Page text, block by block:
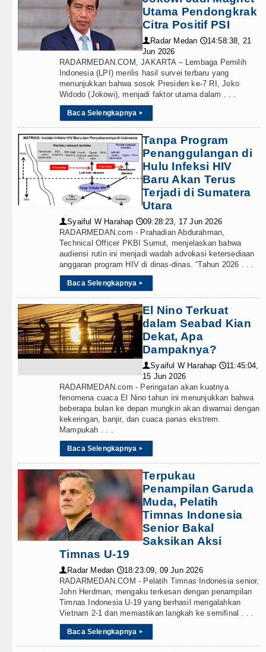
Utama Pendongkrak
Citra Positif PSI
👤 Radar Medan 🕔14:58:38, 21
Jun 2026
RADARMEDAN.COM, JAKARTA – Lembaga Pemilih
Indonesia (LPI) merilis hasil survei terbaru yang
menunjukkan bahwa sosok Presiden ke-7 RI, Joko
Widodo (Jokowi), menjadi faktor utama dalam . . .
Baca Selengkapnya ▸
Tanpa Program
Penanggulangan di
Hulu Infeksi HIV
Baru Akan Terus
Terjadi di Sumatera
Utara
👤Syaiful W Harahap 🕔09:28:23, 17 Jun 2026
RADARMEDAN.com - Prahadian Abdurahman,
Technical Officer PKBI Sumut, menjelaskan bahwa
audiensi rutin ini menjadi wadah advokasi ketersediaan
anggaran program HIV di dinas-dinas. “Tahun 2026 . . .
Baca Selengkapnya ▸
El Nino Terkuat
dalam Seabad Kian
Dekat, Apa
Dampaknya?
👤Syaiful W Harahap 🕔11:45:04,
15 Jun 2026
RADARMEDAN.com - Peringatan akan kuatnya
fenomena cuaca El Nino tahun ini menunjukkan bahwa
beberapa bulan ke depan mungkin akan diwarnai dengan
kekeringan, banjir, dan cuaca panas ekstrem.
Mampukah . . .
Baca Selengkapnya ▸
Terpukau
Penampilan Garuda
Muda, Pelatih
Timnas Indonesia
Senior Bakal
Saksikan Aksi
Timnas U-19
👤 Radar Medan 🕔18:23:09, 09 Jun 2026
RADARMEDAN.COM - Pelatih Timnas Indonesia senior,
John Herdman, mengaku terkesan dengan penampilan
Timnas Indonesia U-19 yang berhasil mengalahkan
Vietnam 2-1 dan memastikan langkah ke semifinal . . .
Baca Selengkapnya ▸